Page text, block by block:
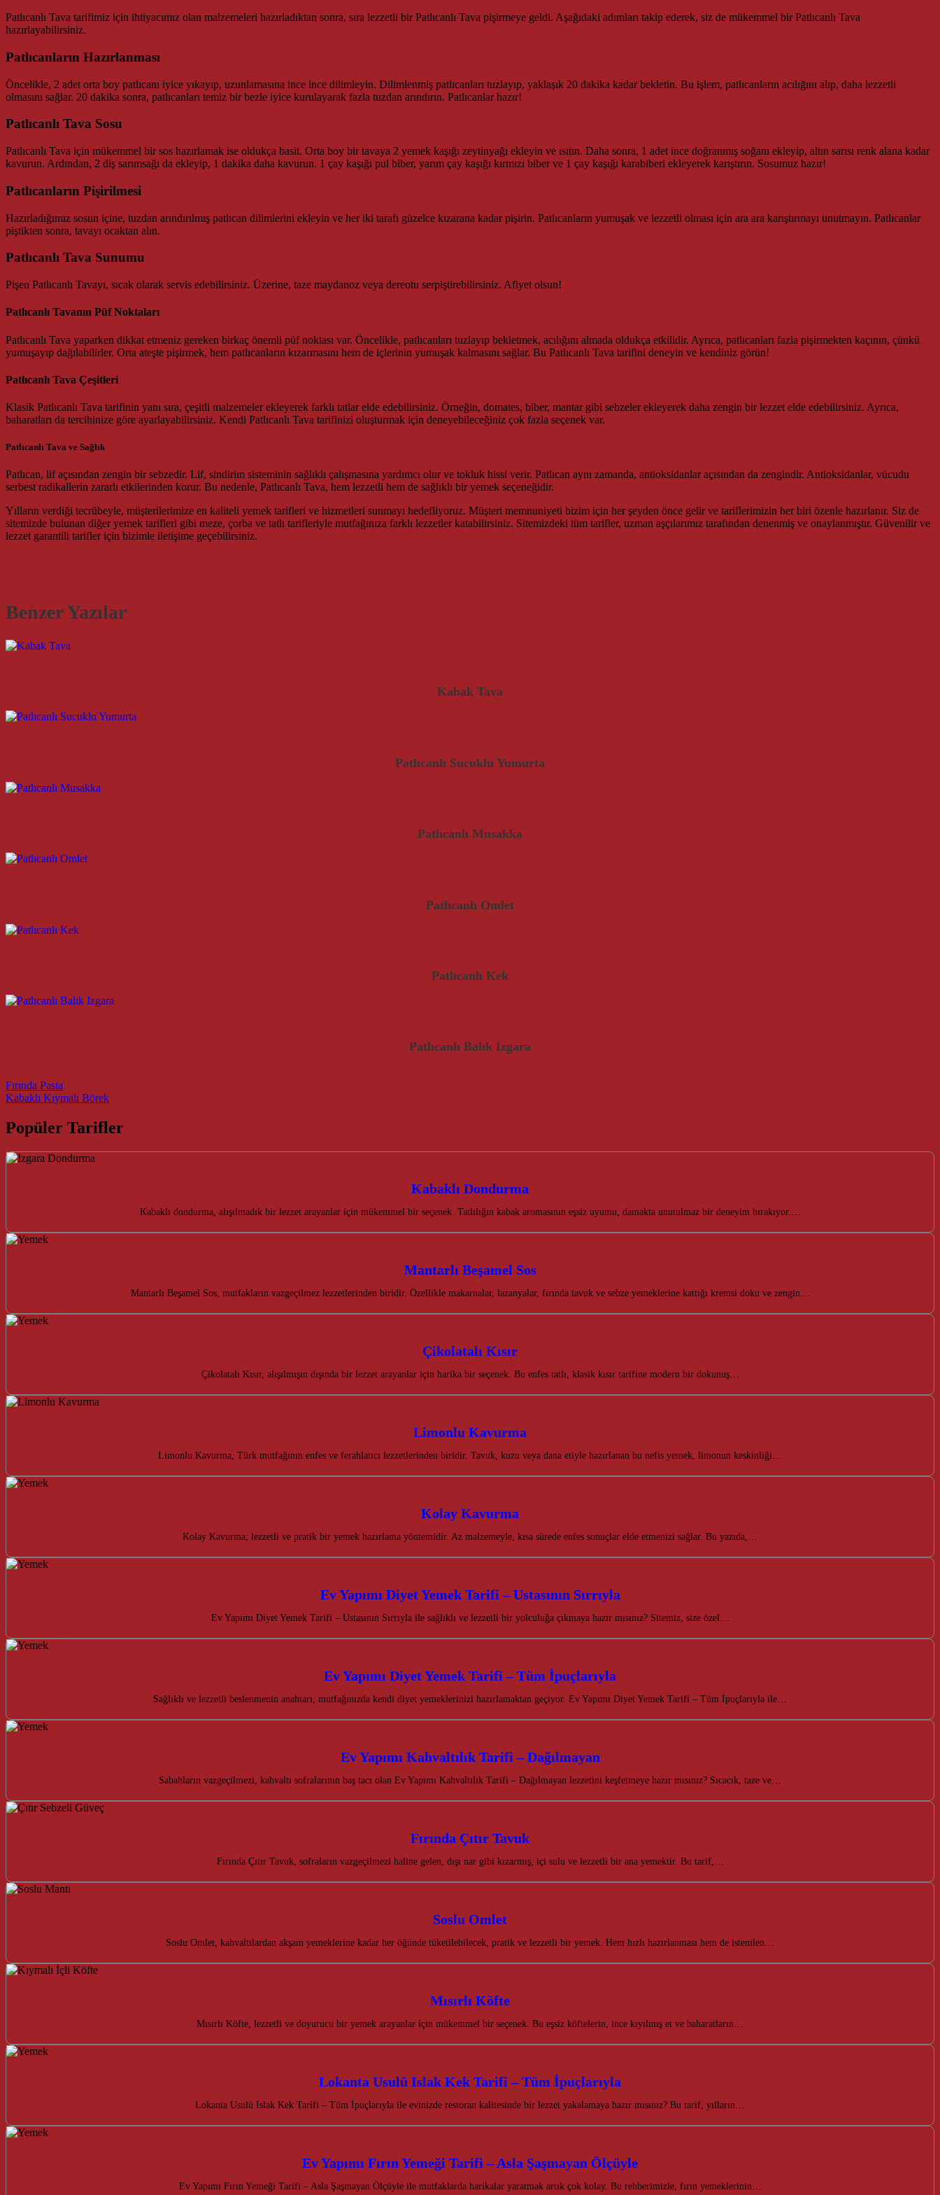
Patlıcanlı Tava tarifimiz için ihtiyacımız olan malzemeleri hazırladıktan sonra, sıra lezzetli bir Patlıcanlı Tava pişirmeye geldi. Aşağıdaki adımları takip ederek, siz de mükemmel bir Patlıcanlı Tava
hazırlayabilirsiniz.
Patlıcanların Hazırlanması
Öncelikle, 2 adet orta boy patlıcanı iyice yıkayıp, uzunlamasına ince ince dilimleyin. Dilimlenmiş patlıcanları tuzlayıp, yaklaşık 20 dakika kadar bekletin. Bu işlem, patlıcanların acılığını alıp, daha lezzetli
olmasını sağlar. 20 dakika sonra, patlıcanları temiz bir bezle iyice kurulayarak fazla tuzdan arındırın. Patlıcanlar hazır!
Patlıcanlı Tava Sosu
Patlıcanlı Tava için mükemmel bir sos hazırlamak ise oldukça basit. Orta boy bir tavaya 2 yemek kaşığı zeytinyağı ekleyin ve ısıtın. Daha sonra, 1 adet ince doğranmış soğanı ekleyip, altın sarısı renk alana kadar
kavurun. Ardından, 2 diş sarımsağı da ekleyip, 1 dakika daha kavurun. 1 çay kaşığı pul biber, yarım çay kaşığı kırmızı biber ve 1 çay kaşığı karabiberi ekleyerek karıştırın. Sosumuz hazır!
Patlıcanların Pişirilmesi
Hazırladığımız sosun içine, tuzdan arındırılmış patlıcan dilimlerini ekleyin ve her iki tarafı güzelce kızarana kadar pişirin. Patlıcanların yumuşak ve lezzetli olması için ara ara karıştırmayı unutmayın. Patlıcanlar
piştikten sonra, tavayı ocaktan alın.
Patlıcanlı Tava Sunumu
Pişen Patlıcanlı Tavayı, sıcak olarak servis edebilirsiniz. Üzerine, taze maydanoz veya dereotu serpiştirebilirsiniz. Afiyet olsun!
Patlıcanlı Tavanın Püf Noktaları
Patlıcanlı Tava yaparken dikkat etmeniz gereken birkaç önemli püf noktası var. Öncelikle, patlıcanları tuzlayıp bekletmek, acılığını almada oldukça etkilidir. Ayrıca, patlıcanları fazla pişirmekten kaçının, çünkü
yumuşayıp dağılabilirler. Orta ateşte pişirmek, hem patlıcanların kızarmasını hem de içlerinin yumuşak kalmasını sağlar. Bu Patlıcanlı Tava tarifini deneyin ve kendiniz görün!
Patlıcanlı Tava Çeşitleri
Klasik Patlıcanlı Tava tarifinin yanı sıra, çeşitli malzemeler ekleyerek farklı tatlar elde edebilirsiniz. Örneğin, domates, biber, mantar gibi sebzeler ekleyerek daha zengin bir lezzet elde edebilirsiniz. Ayrıca,
baharatları da tercihinize göre ayarlayabilirsiniz. Kendi Patlıcanlı Tava tarifinizi oluşturmak için deneyebileceğiniz çok fazla seçenek var.
Patlıcanlı Tava ve Sağlık
Patlıcan, lif açısından zengin bir sebzedir. Lif, sindirim sisteminin sağlıklı çalışmasına yardımcı olur ve tokluk hissi verir. Patlıcan aynı zamanda, antioksidanlar açısından da zengindir. Antioksidanlar, vücudu
serbest radikallerin zararlı etkilerinden korur. Bu nedenle, Patlıcanlı Tava, hem lezzetli hem de sağlıklı bir yemek seçeneğidir.
Yılların verdiği tecrübeyle, müşterilerimize en kaliteli yemek tarifleri ve hizmetleri sunmayı hedefliyoruz. Müşteri memnuniyeti bizim için her şeyden önce gelir ve tariflerimizin her biri özenle hazırlanır. Siz de
sitemizde bulunan diğer yemek tarifleri gibi meze, çorba ve tatlı tarifleriyle mutfağınıza farklı lezzetler katabilirsiniz. Sitemizdeki tüm tarifler, uzman aşçılarımız tarafından denenmiş ve onaylanmıştır. Güvenilir ve
lezzet garantili tarifler için bizimle iletişime geçebilirsiniz.
Benzer Yazılar
Kabak Tava
Patlıcanlı Sucuklu Yumurta
Patlıcanlı Musakka
Patlıcanlı Omlet
Patlıcanlı Kek
Patlıcanlı Balık Izgara
Post navigation
Fırında Pasta
Kabaklı Kıymalı Börek
Popüler Tarifler
Kabaklı Dondurma
Kabaklı dondurma, alışılmadık bir lezzet arayanlar için mükemmel bir seçenek. Tatlılığın kabak aromasının eşsiz uyumu, damakta unutulmaz bir deneyim bırakıyor.…
Mantarlı Beşamel Sos
Mantarlı Beşamel Sos, mutfakların vazgeçilmez lezzetlerinden biridir. Özellikle makarnalar, lazanyalar, fırında tavuk ve sebze yemeklerine kattığı kremsi doku ve zengin…
Çikolatalı Kısır
Çikolatalı Kısır, alışılmışın dışında bir lezzet arayanlar için harika bir seçenek. Bu enfes tatlı, klasik kısır tarifine modern bir dokunuş…
Limonlu Kavurma
Limonlu Kavurma, Türk mutfağının enfes ve ferahlatıcı lezzetlerinden biridir. Tavuk, kuzu veya dana etiyle hazırlanan bu nefis yemek, limonun keskinliği…
Kolay Kavurma
Kolay Kavurma; lezzetli ve pratik bir yemek hazırlama yöntemidir. Az malzemeyle, kısa sürede enfes sonuçlar elde etmenizi sağlar. Bu yazıda,…
Ev Yapımı Diyet Yemek Tarifi – Ustasının Sırrıyla
Ev Yapımı Diyet Yemek Tarifi – Ustasının Sırrıyla ile sağlıklı ve lezzetli bir yolculuğa çıkmaya hazır mısınız? Sitemiz, size özel…
Ev Yapımı Diyet Yemek Tarifi – Tüm İpuçlarıyla
Sağlıklı ve lezzetli beslenmenin anahtarı, mutfağınızda kendi diyet yemeklerinizi hazırlamaktan geçiyor. Ev Yapımı Diyet Yemek Tarifi – Tüm İpuçlarıyla ile…
Ev Yapımı Kahvaltılık Tarifi – Dağılmayan
Sabahların vazgeçilmezi, kahvaltı sofralarının baş tacı olan Ev Yapımı Kahvaltılık Tarifi – Dağılmayan lezzetini keşfetmeye hazır mısınız? Sıcacık, taze ve…
Fırında Çıtır Tavuk
Fırında Çıtır Tavuk, sofraların vazgeçilmezi haline gelen, dışı nar gibi kızarmış, içi sulu ve lezzetli bir ana yemektir. Bu tarif,…
Soslu Omlet
Soslu Omlet, kahvaltılardan akşam yemeklerine kadar her öğünde tüketilebilecek, pratik ve lezzetli bir yemek. Hem hızlı hazırlanması hem de istenilen…
Mısırlı Köfte
Mısırlı Köfte, lezzetli ve doyurucu bir yemek arayanlar için mükemmel bir seçenek. Bu eşsiz köftelerin, ince kıyılmış et ve baharatların…
Lokanta Usulü Islak Kek Tarifi – Tüm İpuçlarıyla
Lokanta Usulü Islak Kek Tarifi – Tüm İpuçlarıyla ile evinizde restoran kalitesinde bir lezzet yakalamaya hazır mısınız? Bu tarif, yılların…
Ev Yapımı Fırın Yemeği Tarifi – Asla Şaşmayan Ölçüyle
Ev Yapımı Fırın Yemeği Tarifi – Asla Şaşmayan Ölçüyle ile mutfaklarda harikalar yaratmak artık çok kolay. Bu rehberimizle, fırın yemeklerinin…